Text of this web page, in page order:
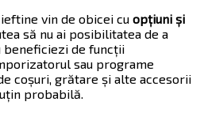
vin de obicei cu opțiuni și
să nu ai posibilitatea de a
beneficiezi de funcții
sau programe
coșuri, grătare și alte accesorii
probabilă.